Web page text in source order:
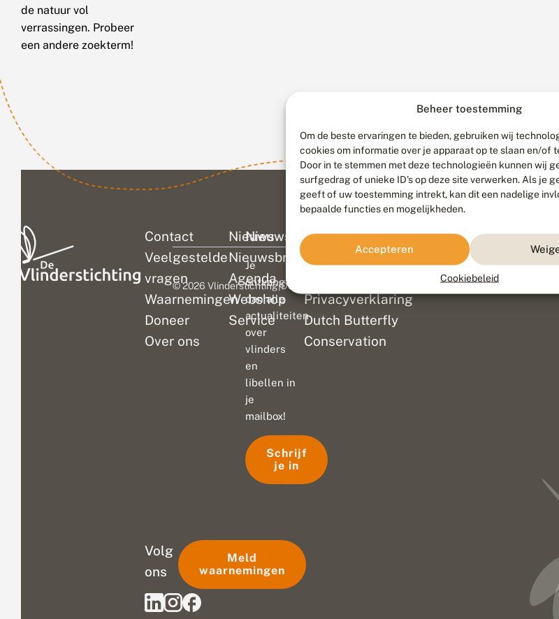
Beheer toestemming
Om de beste ervaringen te bieden, gebruiken wij
cookies om informatie over je apparaat op te slaan en/of
Door in te stemmen met deze technologieën kunnen wij
surfgedrag of unieke ID's op deze site verwerken. Als je
geeft of uw toestemming intrekt, kan dit een nadelige
bepaalde functies en mogelijkheden.
Accepteren
Cookiebeleid
de natuur vol
verrassingen. Probeer
een andere zoekterm!
Contact
Veelgestelde
vragen
Waarnemingen
Doneer
Over ons
Nieuws
Nieuwsbrief
Agenda
Webshop
Service
Colofon
Disclaimer
Privacyverklaring
Dutch Butterfly
Conservation
Nieuwsbrief
Je
ontvangt
dan alle
actualiteiten
over
vlinders
en
libellen in
je
mailbox!
Schrijf
je in
Volg
ons
Meld
waarnemingen
© 2026 Vlinderstichting|Duurzaam ontwikkeld door Go2People, ontworpen door